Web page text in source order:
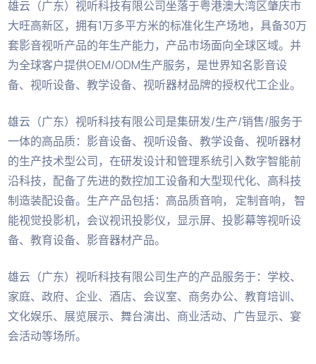
雄云（广东）视听科技有限公司坐落于粤港澳大湾区肇庆市
大旺高新区，拥有1万多平方米的标准化生产场地，具备30万
套影音视听产品的年生产能力，产品市场面向全球区域。并
为全球客户提供OEM/ODM生产服务，是世界知名影音设
备、视听设备、教学设备、视听器材品牌的授权代工企业。
雄云（广东）视听科技有限公司是集研发/生产/销售/服务于
一体的高品质：影音设备、视听设备、教学设备、视听器材
的生产技术型公司，在研发设计和管理系统引入数字智能前
沿科技，配备了先进的数控加工设备和大型现代化、高科技
制造装配设备。生产产品包括：高品质音响， 定制音响， 智
能视觉投影机，会议视讯投影仪，显示屏、投影幕等视听设
备、教育设备、影音器材产品。
雄云（广东）视听科技有限公司生产的产品服务于：学校、
家庭、政府、企业、酒店、会议室、商务办公、教育培训、
文化娱乐、展览展示、舞台演出、商业活动、广告显示、宴
会活动等场所。